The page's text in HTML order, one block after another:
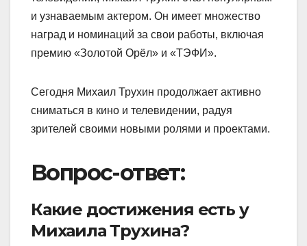
и узнаваемым актером. Он имеет множество
наград и номинаций за свои работы, включая
премию «Золотой Орёл» и «ТЭФИ».
Сегодня Михаил Трухин продолжает активно
сниматься в кино и телевидении, радуя
зрителей своими новыми ролями и проектами.
Вопрос-ответ:
Какие достижения есть у
Михаила Трухина?